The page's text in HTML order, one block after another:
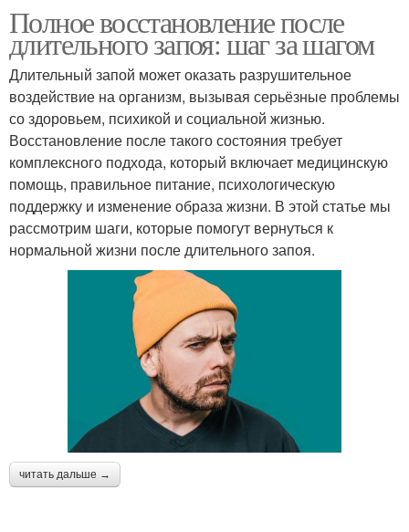
Полное восстановление после
длительного запоя: шаг за шагом
Длительный запой может оказать разрушительное
воздействие на организм, вызывая серьёзные проблемы
со здоровьем, психикой и социальной жизнью.
Восстановление после такого состояния требует
комплексного подхода, который включает медицинскую
помощь, правильное питание, психологическую
поддержку и изменение образа жизни. В этой статье мы
рассмотрим шаги, которые помогут вернуться к
нормальной жизни после длительного запоя.
читать дальше →